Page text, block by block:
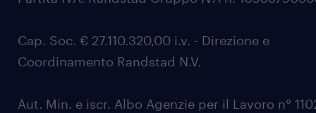
Cap. Soc. € 27.110.320,00 i.v. - Direzione e
Coordinamento Randstad N.V.
Aut. Min. e iscr. Albo Agenzie per il Lavoro n°